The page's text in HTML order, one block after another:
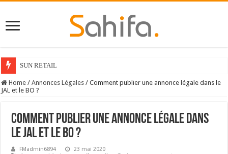
SUN RETAIL
Home / Annonces Légales / Comment publier une annonce légale dans le
JAL et le BO ?
Comment publier une annonce légale dans
le JAL et le BO ?
FMadmin6894
23 mai 2020